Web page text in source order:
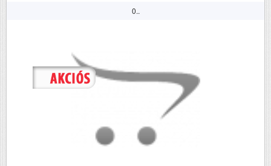
0..